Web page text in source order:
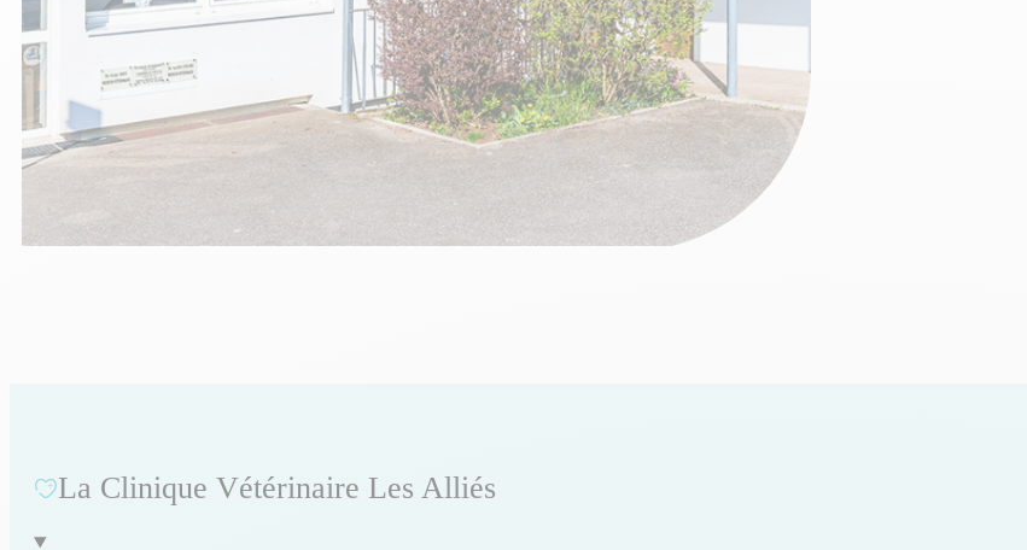
La Clinique Vétérinaire Les Alliés